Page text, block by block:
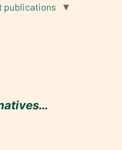
publications